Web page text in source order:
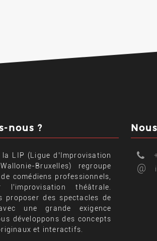
nous ?
la LIP (Ligue d’Improvisation
Bruxelles) regroupe
comédiens professionnels,
l’improvisation théâtrale.
proposer des spectacles de
une grande exigence
développons des concepts
et interactifs.
@